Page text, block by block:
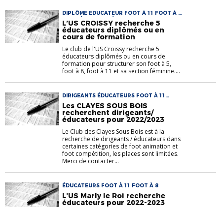
DIPLÔME EDUCATEUR FOOT À 11 FOOT À 5
FOOT À 8 FOOT FÉMININ FORMATION
L’US CROISSY recherche 5
éducateurs diplômés ou en
cours de formation
Le club de l'US Croissy recherche 5
éducateurs diplômés ou en cours de
formation pour structurer son foot à 5,
foot à 8, foot à 11 et sa section féminine....
DIRIGEANTS ÉDUCATEURS FOOT À 11
FOOT ANIMATION
Les CLAYES SOUS BOIS
recherchent dirigeants/
éducateurs pour 2022/2023
Le Club des Clayes Sous Bois est à la
recherche de dirigeants / éducateurs dans
certaines catégories de foot animation et
foot compétition, les places sont limitées.
Merci de contacter...
ÉDUCATEURS FOOT À 11 FOOT À 8
L’US Marly le Roi recherche
éducateurs pour 2022-2023